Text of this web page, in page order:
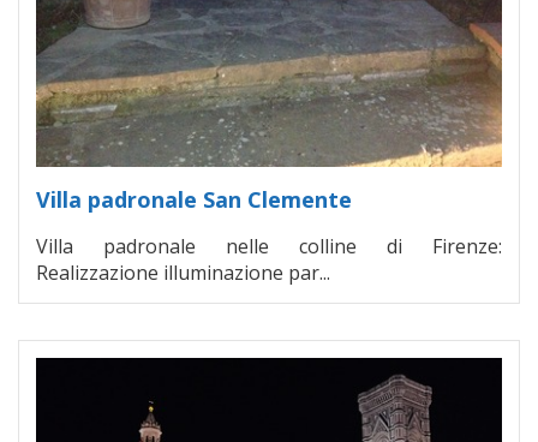
Villa padronale San Clemente
Villa padronale nelle colline di Firenze:
Realizzazione illuminazione par...